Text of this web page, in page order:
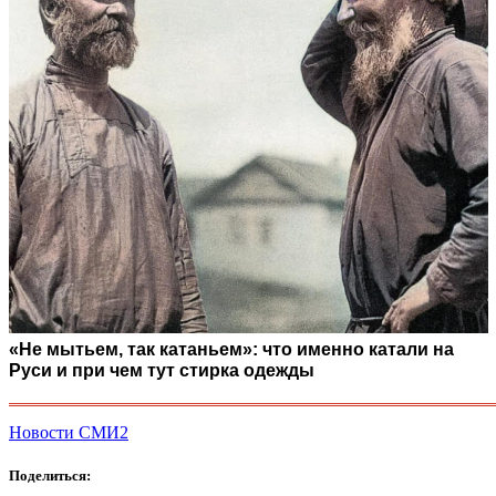
«Не мытьем, так катаньем»: что именно катали на
Руси и при чем тут стирка одежды
Новости СМИ2
Поделиться: